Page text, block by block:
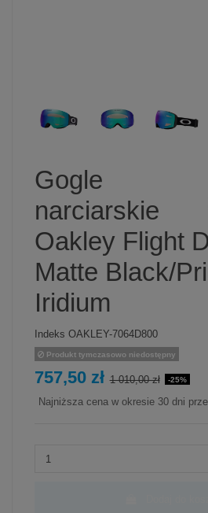
Gogle
narciarskie
Oakley Flight
Matte Black/
Iridium
Indeks OAKLEY-7064D800
Produkt tymczasowo niedostępny
757,50 zł 1 010,00 zł -25%
Najniższa cena w okresie 30 dni